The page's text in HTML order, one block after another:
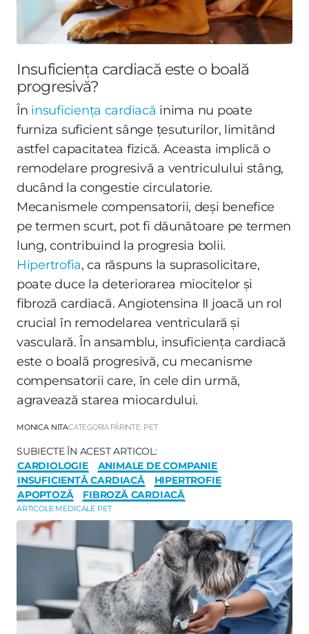
Insuficiența cardiacă este o boală
progresivă?
În insuficiența cardiacă inima nu poate
furniza suficient sânge țesuturilor, limitând
astfel capacitatea fizică. Aceasta implică o
remodelare progresivă a ventriculului stâng,
ducând la congestie circulatorie.
Mecanismele compensatorii, deși benefice
pe termen scurt, pot fi dăunătoare pe termen
lung, contribuind la progresia bolii.
Hipertrofia, ca răspuns la suprasolicitare,
poate duce la deteriorarea miocitelor și
fibroză cardiacă. Angiotensina II joacă un rol
crucial în remodelarea ventriculară și
vasculară. În ansamblu, insuficiența cardiacă
este o boală progresivă, cu mecanisme
compensatorii care, în cele din urmă,
agravează starea miocardului.
MONICA NITACATEGORIA PĂRINTE: PET
SUBIECTE ÎN ACEST ARTICOL:
CARDIOLOGIE
ANIMALE DE COMPANIE
INSUFICIENȚĂ CARDIACĂ
HIPERTROFIE
APOPTOZĂ
FIBROZĂ CARDIACĂ
ARTICOLE MEDICALE PET